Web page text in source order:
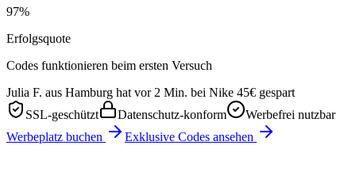
97%
Erfolgsquote
Codes funktionieren beim ersten Versuch
Julia F. aus Hamburg hat vor 2 Min. bei Nike 45€ gespart
SSL-geschützt
Datenschutz-konform
Werbefrei nutzbar
Werbeplatz buchen
Exklusive Codes ansehen